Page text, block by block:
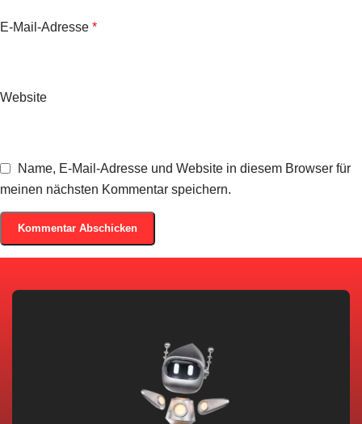
E-Mail-Adresse *
Website
Name, E-Mail-Adresse und Website in diesem Browser für
meinen nächsten Kommentar speichern.